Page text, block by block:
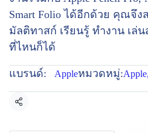
Smart Folio ได้อีกด้วย คุณจึ
มัลติทาสก์ เรียนรู้ ทำงาน เล่
ที่ไหนก็ได้
แบรนด์: Appleหมวดหมู่:Apple,
แชร์